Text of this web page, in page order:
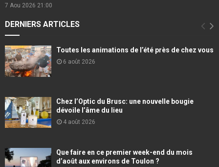
7 Aou 2026 21:00
DERNIERS ARTICLES
Toutes les animations de l’été près de chez vous
6 août 2026
Chez l’Optic du Brusc: une nouvelle bougie
dévoile l’âme du lieu
4 août 2026
Que faire en ce premier week-end du mois
d’août aux environs de Toulon ?